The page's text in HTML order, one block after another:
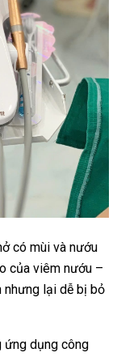
có mùi và nướu
của viêm nướu –
nhưng lại dễ bị bỏ
ứng dụng công